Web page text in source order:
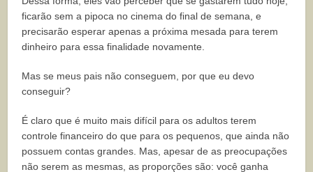
ficarão sem a pipoca no cinema do final de semana, e
precisarão esperar apenas a próxima mesada para terem
dinheiro para essa finalidade novamente.
Mas se meus pais não conseguem, por que eu devo
conseguir?
É claro que é muito mais difícil para os adultos terem
controle financeiro do que para os pequenos, que ainda não
possuem contas grandes. Mas, apesar de as preocupações
não serem as mesmas, as proporções são: você ganha